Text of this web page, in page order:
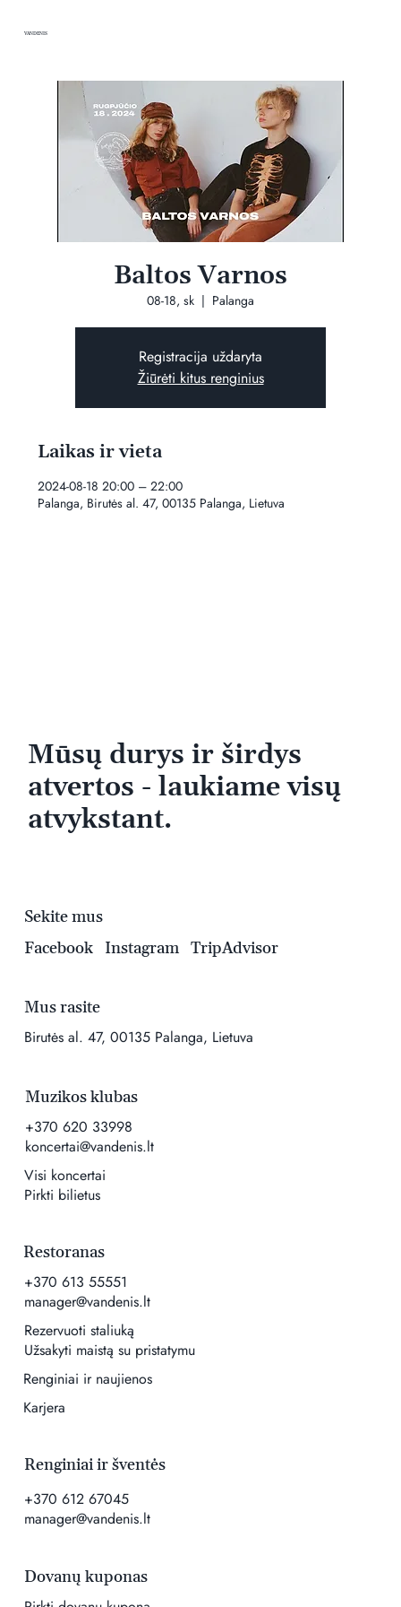
VANDENIS
Baltos Varnos
08-18, sk
  |
Palanga
Registracija uždaryta
Žiūrėti kitus renginius
Laikas ir vieta
2024-08-18 20:00 – 22:00
Palanga, Birutės al. 47, 00135 Palanga, Lietuva
Mūsų durys ir širdys
atvertos - laukiame visų
atvykstant.
Mus rasite
Birutės al. 47, 00135 Palanga, Lietuva
Muzikos klubas
+370 620 33998
koncertai@vandenis.lt
Visi koncertai
Pirkti bilietus
Renginiai ir šventės
+370 612 67045
manager@vandenis.lt
Restoranas
+370 613 55551
manager@vandenis.lt
Rezervuoti staliuką
Užsakyti maistą su pristatymu
Renginiai ir naujienos
Karjera
Sekite mus
Facebook
Instagram TripAdvisor
Dovanų kuponas